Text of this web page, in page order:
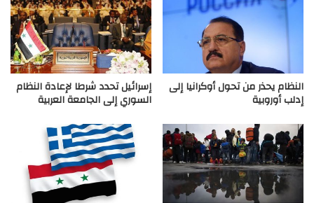
النظام يحذر من تحول أوكرانيا إلى
إدلب أوروبية
إسرائيل تحدد شرطا لإعادة النظام
السوري إلى الجامعة العربية